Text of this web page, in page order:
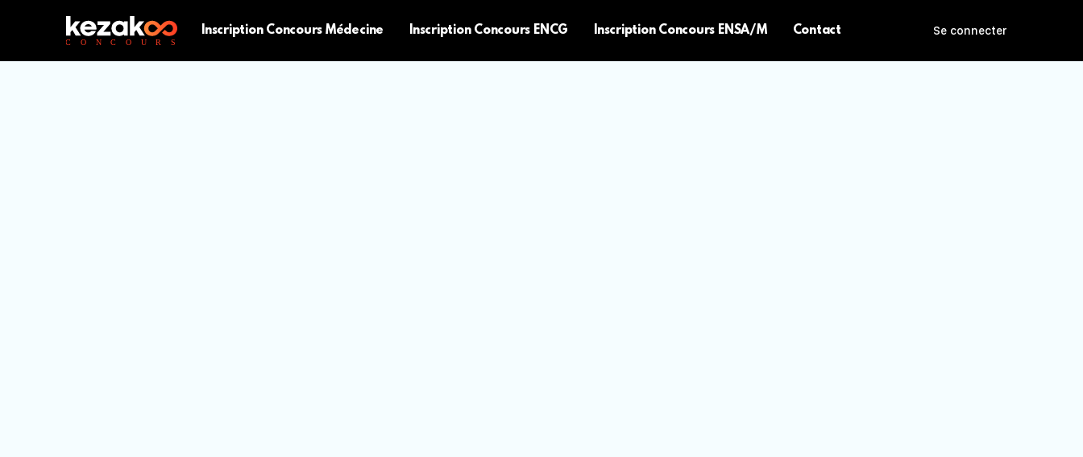
Inscription Concours Médecine Inscription Concours ENCG Inscription Concours ENSA/M Contact Se connecter